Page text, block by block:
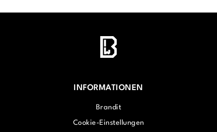
INFORMATIONEN
Brandit
Cookie-Einstellungen